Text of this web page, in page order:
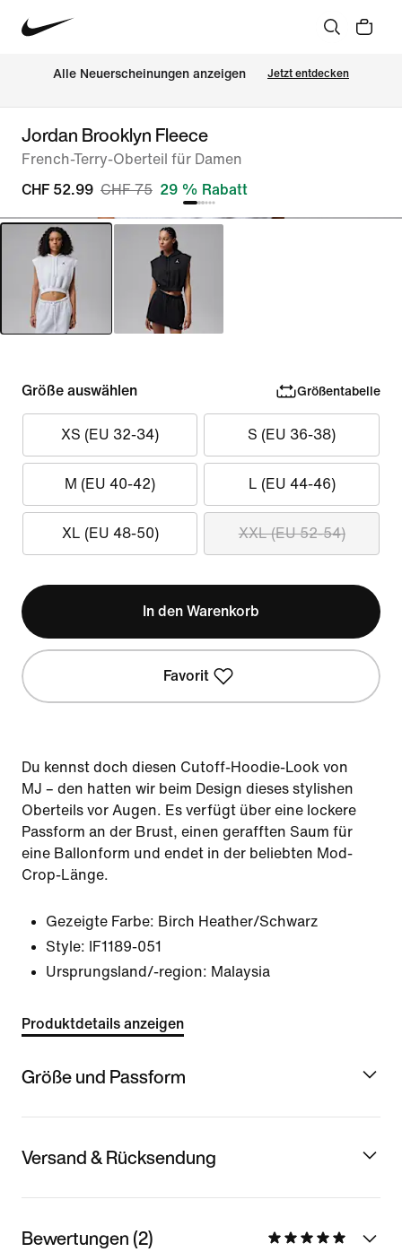
Alle Neuerscheinungen anzeigen Jetzt entdecken
Jordan Brooklyn Fleece
French-Terry-Oberteil für Damen
CHF 52.99 CHF 75 29 % Rabatt
Größe auswählen Größentabelle
XS (EU 32-34) S (EU 36-38)
M (EU 40-42) L (EU 44-46)
XL (EU 48-50) XXL (EU 52-54)
In den Warenkorb
Favorit
Du kennst doch diesen Cutoff-Hoodie-Look von
MJ – den hatten wir beim Design dieses stylishen
Oberteils vor Augen. Es verfügt über eine lockere
Passform an der Brust, einen gerafften Saum für
eine Ballonform und endet in der beliebten Mod-
Crop-Länge.
Gezeigte Farbe: Birch Heather/Schwarz
Style:
IF1189-051
Ursprungsland/-region: Malaysia
Produktdetails anzeigen
Größe und Passform
Versand & Rücksendung
Bewertungen (2)